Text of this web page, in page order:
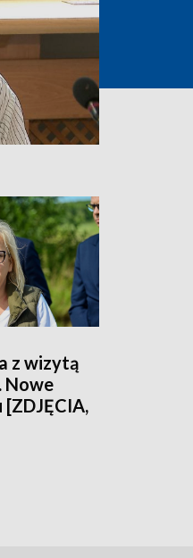
z wizytą
Nowe
[ZDJĘCIA,